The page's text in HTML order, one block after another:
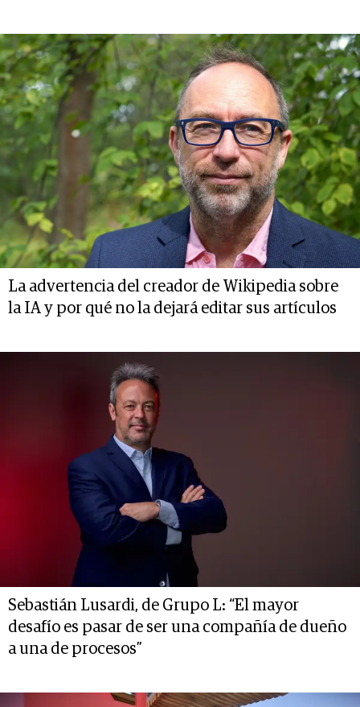
La advertencia del creador de Wikipedia sobre
la IA y por qué no la dejará editar sus artículos
Sebastián Lusardi, de Grupo L: “El mayor
desafío es pasar de ser una compañía de dueño
a una de procesos”